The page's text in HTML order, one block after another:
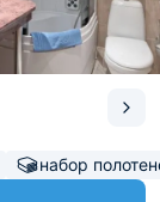
набор